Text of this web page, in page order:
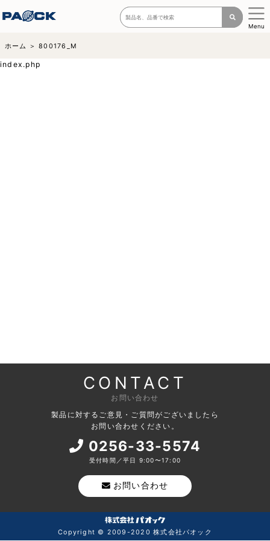
Menu
ホーム 800176_M
index.php
CONTACT
お問い合わせ
製品に対するご意見・ご質問がございましたら
お問い合わせください。
0256-33-5574
受付時間／平日 9:00〜17:00
お問い合わせ
Copyright © 2009-2020 株式会社パオック